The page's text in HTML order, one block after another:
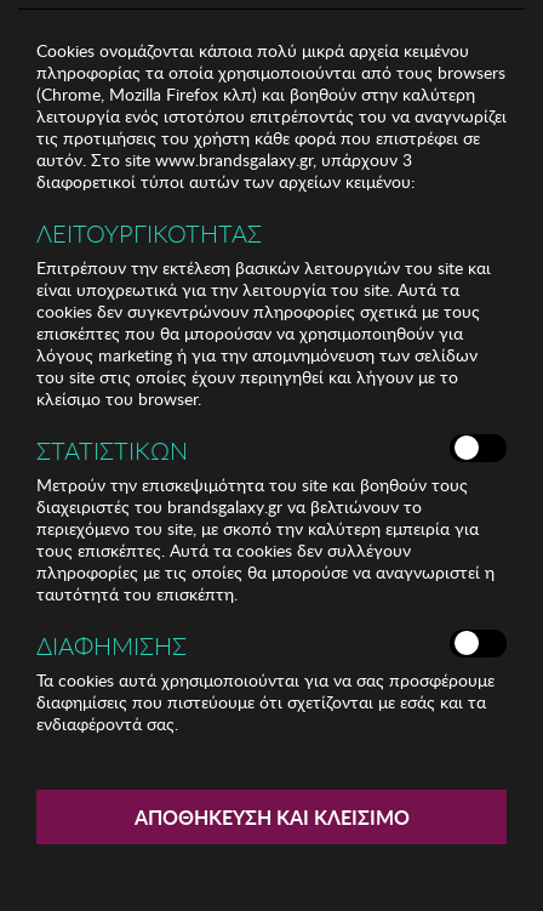
Γυναικείο Σλιπ Selene
Cookies ονομάζονται κάποια πολύ μικρά αρχεία κειμένου
πληροφορίας τα οποία χρησιμοποιούνται από τους browsers
(Chrome, Mozilla Firefox κλπ) και βοηθούν στην καλύτερη
λειτουργία ενός ιστοτόπου επιτρέποντάς του να αναγνωρίζει
τις προτιμήσεις του χρήστη κάθε φορά που επιστρέφει σε
αυτόν. Στο site www.brandsgalaxy.gr, υπάρχουν 3
διαφορετικοί τύποι αυτών των αρχείων κειμένου:
ΛΕΙΤΟΥΡΓΙΚΟΤΗΤΑΣ
Επιτρέπουν την εκτέλεση βασικών λειτουργιών του site και
είναι υποχρεωτικά για την λειτουργία του site. Αυτά τα
cookies δεν συγκεντρώνουν πληροφορίες σχετικά με τους
επισκέπτες που θα μπορούσαν να χρησιμοποιηθούν για
λόγους marketing ή για την απομνημόνευση των σελίδων
του site στις οποίες έχουν περιηγηθεί και λήγουν με το
κλείσιμο του browser.
ΣΤΑΤΙΣΤΙΚΩΝ
Μετρούν την επισκεψιμότητα του site και βοηθούν τους
διαχειριστές του brandsgalaxy.gr να βελτιώνουν το
περιεχόμενο του site, με σκοπό την καλύτερη εμπειρία για
τους επισκέπτες. Αυτά τα cookies δεν συλλέγουν
πληροφορίες με τις οποίες θα μπορούσε να αναγνωριστεί η
ταυτότητά του επισκέπτη.
ΔΙΑΦΗΜΙΣΗΣ
Τα cookies αυτά χρησιμοποιούνται για να σας προσφέρουμε
διαφημίσεις που πιστεύουμε ότι σχετίζονται με εσάς και τα
ενδιαφέροντά σας.
ΑΠΟΘΉΚΕΥΣΗ ΚΑΙ ΚΛΕΊΣΙΜΟ